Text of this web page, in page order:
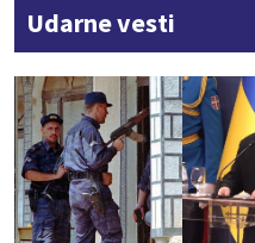
Udarne vesti